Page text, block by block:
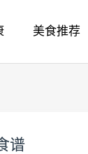
美食推荐
谱